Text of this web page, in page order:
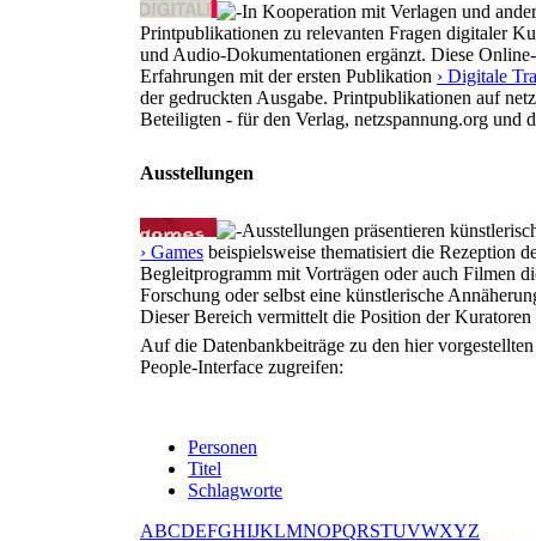
In Kooperation mit Verlagen und
Printpublikationen zu relevanten Fragen digitaler
und Audio-Dokumentationen ergänzt. Diese
Erfahrungen mit der ersten Publikation › Digitale
der gedruckten Ausgabe. Printpublikationen auf
Beteiligten - für den Verlag, netzspannung.org und
Ausstellungen
Ausstellungen präsentieren
› Games beispielsweise thematisiert die Rezeption
Begleitprogramm mit Vorträgen oder auch Filmen
Forschung oder selbst eine künstlerische
Dieser Bereich vermittelt die Position der
Auf die Datenbankbeiträge zu den hier
People-Interface zugreifen:
Personen
Titel
Schlagworte
ABCDEFGHIJKLMNOPQRSTUVWXYZ